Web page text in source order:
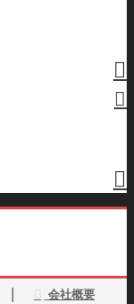
会社概要